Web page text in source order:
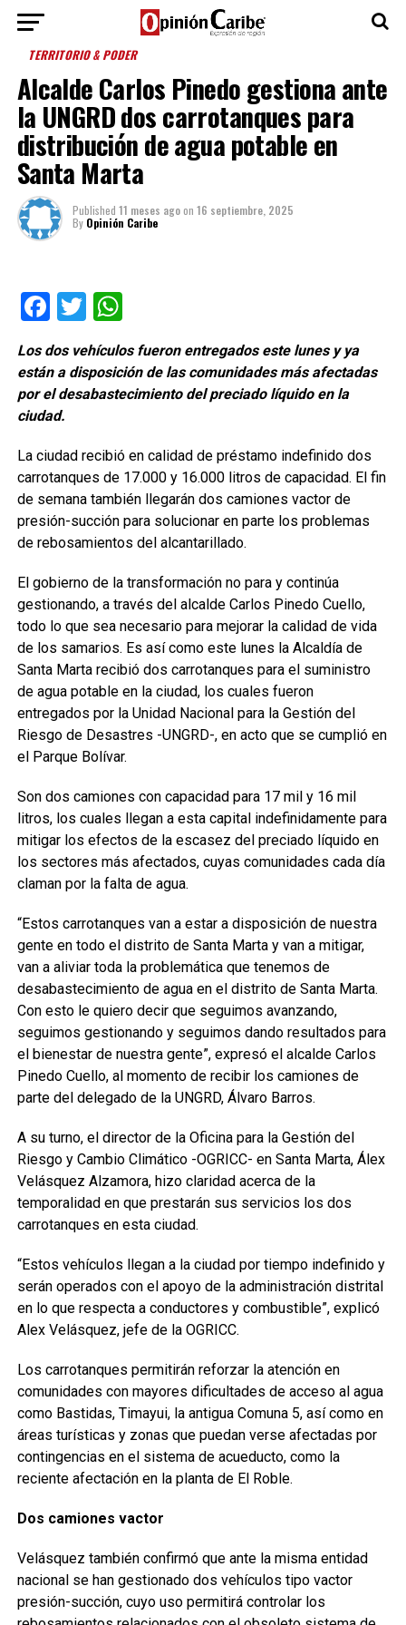
TERRITORIO & PODER
Alcalde Carlos Pinedo gestiona ante
la UNGRD dos carrotanques para
distribución de agua potable en
Santa Marta
Published 11 meses agoon 16 septiembre, 2025
By Opinión Caribe
Facebook
TwitterWhatsApp
Los dos vehículos fueron entregados este lunes y ya
están a disposición de las comunidades más afectadas
por el desabastecimiento del preciado líquido en la
ciudad.
La ciudad recibió en calidad de préstamo indefinido dos
carrotanques de 17.000 y 16.000 litros de capacidad. El fin
de semana también llegarán dos camiones vactor de
presión-succión para solucionar en parte los problemas
de rebosamientos del alcantarillado.
El gobierno de la transformación no para y continúa
gestionando, a través del alcalde Carlos Pinedo Cuello,
todo lo que sea necesario para mejorar la calidad de vida
de los samarios. Es así como este lunes la Alcaldía de
Santa Marta recibió dos carrotanques para el suministro
de agua potable en la ciudad, los cuales fueron
entregados por la Unidad Nacional para la Gestión del
Riesgo de Desastres -UNGRD-, en acto que se cumplió en
el Parque Bolívar.
Son dos camiones con capacidad para 17 mil y 16 mil
litros, los cuales llegan a esta capital indefinidamente para
mitigar los efectos de la escasez del preciado líquido en
los sectores más afectados, cuyas comunidades cada día
claman por la falta de agua.
“Estos carrotanques van a estar a disposición de nuestra
gente en todo el distrito de Santa Marta y van a mitigar,
van a aliviar toda la problemática que tenemos de
desabastecimiento de agua en el distrito de Santa Marta.
Con esto le quiero decir que seguimos avanzando,
seguimos gestionando y seguimos dando resultados para
el bienestar de nuestra gente”, expresó el alcalde Carlos
Pinedo Cuello, al momento de recibir los camiones de
parte del delegado de la UNGRD, Álvaro Barros.
A su turno, el director de la Oficina para la Gestión del
Riesgo y Cambio Climático -OGRICC- en Santa Marta, Álex
Velásquez Alzamora, hizo claridad acerca de la
temporalidad en que prestarán sus servicios los dos
carrotanques en esta ciudad.
“Estos vehículos llegan a la ciudad por tiempo indefinido y
serán operados con el apoyo de la administración distrital
en lo que respecta a conductores y combustible”, explicó
Alex Velásquez, jefe de la OGRICC.
Los carrotanques permitirán reforzar la atención en
comunidades con mayores dificultades de acceso al agua
como Bastidas, Timayui, la antigua Comuna 5, así como en
áreas turísticas y zonas que puedan verse afectadas por
contingencias en el sistema de acueducto, como la
reciente afectación en la planta de El Roble.
Dos camiones vactor
Velásquez también confirmó que ante la misma entidad
nacional se han gestionado dos vehículos tipo vactor
presión-succión, cuyo uso permitirá controlar los